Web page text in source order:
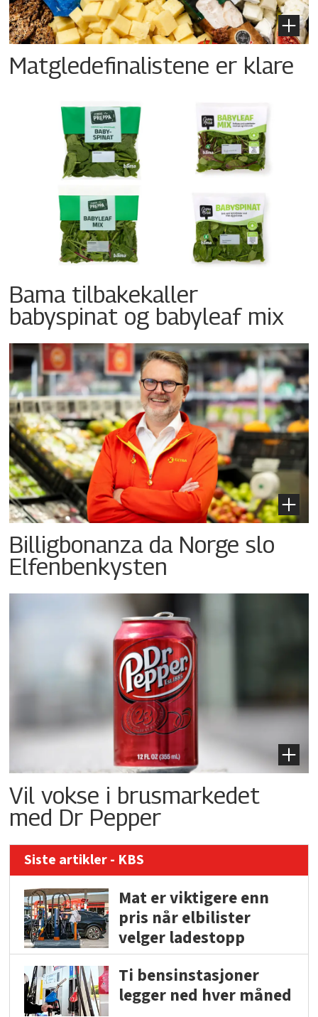
Matgledefinalistene er klare
Bama tilbakekaller
babyspinat og babyleaf mix
Billigbonanza da Norge slo
Elfenbenkysten
Vil vokse i brusmarkedet
med Dr Pepper
Siste artikler - KBS
Mat er viktigere enn
pris når elbilister
velger ladestopp
Ti bensinstasjoner
legger ned hver måned